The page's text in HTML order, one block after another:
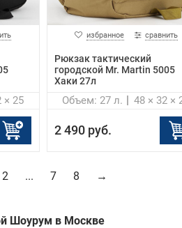
× 25
избранное сравнить
Рюкзак тактический
городской Mr. Martin 5005
Хаки 27л
48 × 32 ×
Объем: 27 л.
2 490 руб.
2 ... 7 8 →
Шоурум в Москве